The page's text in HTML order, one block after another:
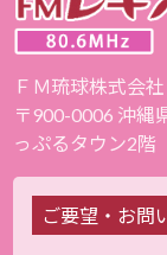
ＦＭ琉球株式会
〒900-0006 沖縄
っぷるタウン2階
ご要望・お問